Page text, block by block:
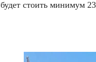
будет стоить минимум